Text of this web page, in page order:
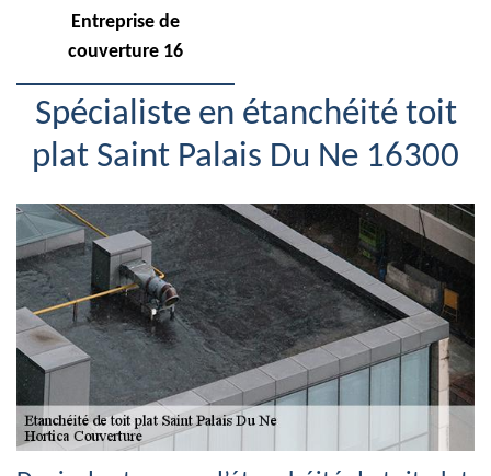
Entreprise de
couverture 16
Spécialiste en étanchéité toit
plat Saint Palais Du Ne 16300